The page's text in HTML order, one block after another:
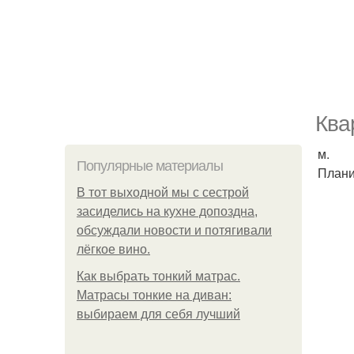
Популярные материалы
В тот выходной мы с сестрой
засиделись на кухне допоздна,
обсуждали новости и потягивали
лёгкое вино.
Как выбрать тонкий матрас.
Матрасы тонкие на диван:
выбираем для себя лучший
м.